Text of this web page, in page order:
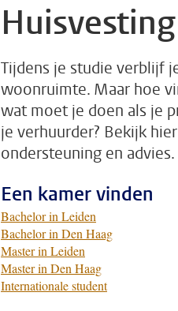
Huisvesting
Tijdens je studie verblijf
woonruimte. Maar hoe
wat moet je doen als je
je verhuurder? Bekijk
ondersteuning en advies.
Een kamer vinden
Bachelor in Leiden
Bachelor in Den Haag
Master in Leiden
Master in Den Haag
Internationale student